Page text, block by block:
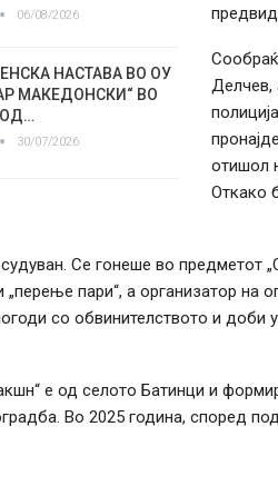
06/08/2026
НАСТАВА ВО ОУ
МАКЕДОНСКИ“ ВО
30/07/2026
Делчев,
отишол
Откако
Се гонеше во предметот
„перење пари“, а организатор
со обвинителството и доби
е од селото Батинци и
Во 2025 година, според